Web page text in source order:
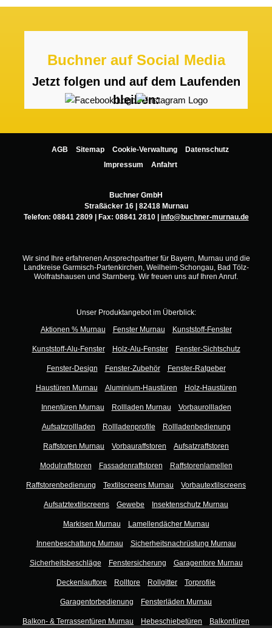
Buchner auf Social Media
Jetzt folgen und auf dem Laufenden
bleiben:
AGB Sitemap Cookie-Verwaltung
Datenschutz
Impressum
Anfahrt
Buchner GmbH
Straßäcker 16 | 82418 Murnau
Telefon: 08841 2809| Fax: 08841 2810 | info@buchner-murnau.de
Wir sind Ihre erfahrenen Ansprechpartner für Bayern, Murnau und die
Landkreise Garmisch-Partenkirchen, Weilheim-Schongau, Bad Tölz-
Wolfratshausen und Starnberg. Wir freuen uns auf Ihren Anruf.
Unser Produktangebot im Überblick:
Aktionen % Murnau
Fenster Murnau Kunststoff-Fenster
Kunststoff-Alu-Fenster Holz-Alu-Fenster Fenster-Sichtschutz
Fenster-Design Fenster-Zubehör Fenster-Ratgeber
Haustüren Murnau Aluminium-Haustüren Holz-Haustüren
Innentüren Murnau Rollladen Murnau Vorbaurollladen
Aufsatzrollladen Rollladenprofile Rollladenbedienung
Raffstoren Murnau Vorbauraffstoren Aufsatzraffstoren
Modulraffstoren Fassadenraffstoren Raffstorenlamellen
Raffstorenbedienung Textilscreens Murnau Vorbautextilscreens
Aufsatztextilscreens Gewebe Insektenschutz Murnau
Markisen Murnau Lamellendächer Murnau
Innenbeschattung Murnau Sicherheitsnachrüstung Murnau
Sicherheitsbeschläge Fenstersicherung Garagentore Murnau
Deckenlauftore Rolltore Rollgitter Torprofile
Garagentorbedienung Fensterläden Murnau
Balkon- & Terrassentüren Murnau Hebeschiebetüren Balkontüren